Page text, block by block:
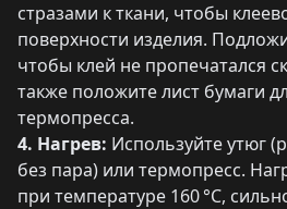
стразами к ткани, чтобы
поверхности изделия.
чтобы клей не пропечатался
также положите лист бумаги
термопресса.
4. Нагрев: Используйте утюг
без пара) или термопресс.
при температуре 160 °C,